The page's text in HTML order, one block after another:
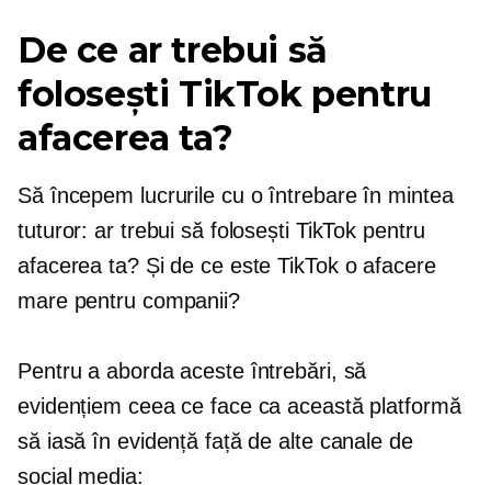
De ce ar trebui să
folosești TikTok pentru
afacerea ta?
Să începem lucrurile cu o întrebare în mintea
tuturor: ar trebui să folosești TikTok pentru
afacerea ta? Și de ce este TikTok o afacere
mare pentru companii?
Pentru a aborda aceste întrebări, să
evidențiem ceea ce face ca această platformă
să iasă în evidență față de alte canale de
social media: